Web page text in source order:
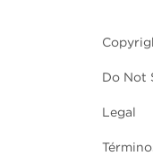
Do Not
Legal